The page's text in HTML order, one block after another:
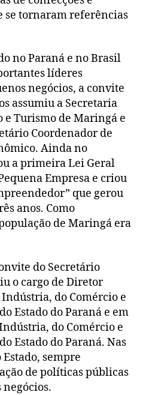
se tornaram referências
no Paraná e no Brasil
líderes
negócios, a convite
assumiu a Secretaria
Turismo de Maringá e
Coordenador de
Ainda no
a primeira Lei Geral
Empresa e criou
que gerou
anos. Como
de Maringá era
do Secretário
o cargo de Diretor
do Comércio e
Estado do Paraná e em
do Comércio e
Estado do Paraná. Nas
sempre
de políticas públicas
negócios.